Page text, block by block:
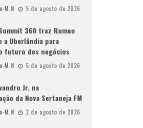
M.N 5 de agosto de 2026
360 traz Romeo
a Uberlândia para
futuro dos negócios
M.N 5 de agosto de 2026
Jr. na
da Nova Sertaneja FM
M.N 2 de agosto de 2026